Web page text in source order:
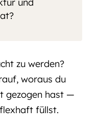
zu werden?
woraus du
gezogen hast —
füllst.